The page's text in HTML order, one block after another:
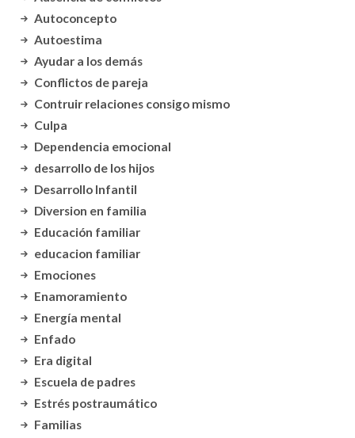
Autoconcepto
Autoestima
Ayudar a los demás
Conflictos de pareja
Contruir relaciones consigo mismo
Culpa
Dependencia emocional
desarrollo de los hijos
Desarrollo Infantil
Diversion en familia
Educación familiar
educacion familiar
Emociones
Enamoramiento
Energía mental
Enfado
Era digital
Escuela de padres
Estrés postraumático
Familias